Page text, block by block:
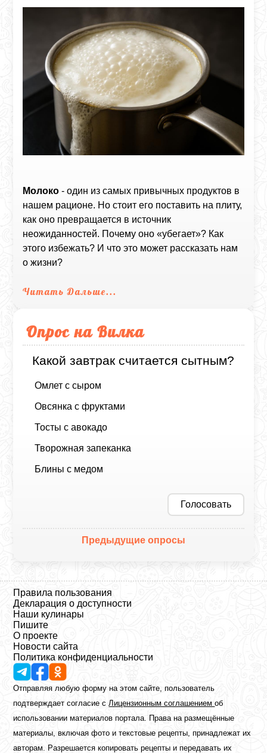
Молоко - один из самых привычных продуктов в
нашем рационе. Но стоит его поставить на плиту,
как оно превращается в источник
неожиданностей. Почему оно «убегает»? Как
этого избежать? И что это может рассказать нам
о жизни?
Читать Дальше...
Опрос на Вилка
Какой завтрак считается сытным?
Омлет с сыром
Овсянка с фруктами
Тосты с авокадо
Творожная запеканка
Блины с медом
Голосовать
Предыдущие опросы
Правила пользования
Декларация о доступности
Наши кулинары
Пишите
О проекте
Новости сайта
Политика конфиденциальности
Отправляя любую форму на этом сайте, пользователь
подтверждает согласие сЛицензионным соглашениемоб
использовании материалов портала. Права на размещённые
материалы, включая фото и текстовые рецепты, принадлежат их
авторам. Разрешается копировать рецепты и передавать их